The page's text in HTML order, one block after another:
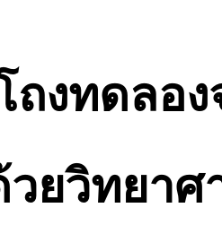
งทดลอง
ยวิทยาศ